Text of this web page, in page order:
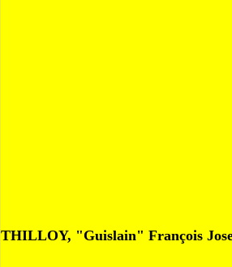
THILLOY, "Guislain" François